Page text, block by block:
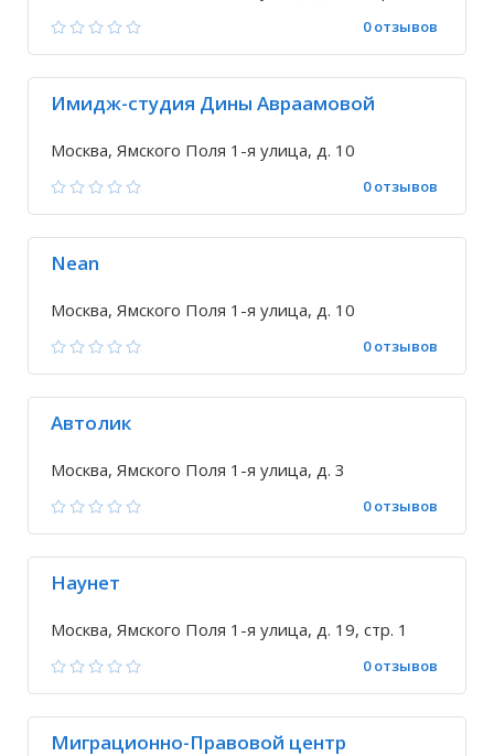
0 отзывов
Имидж-студия Дины Авраамовой
Москва, Ямского Поля 1-я улица, д. 10
0 отзывов
Nean
Москва, Ямского Поля 1-я улица, д. 10
0 отзывов
Автолик
Москва, Ямского Поля 1-я улица, д. 3
0 отзывов
Наунет
Москва, Ямского Поля 1-я улица, д. 19, стр. 1
0 отзывов
Миграционно-Правовой центр